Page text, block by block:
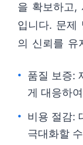
을 확보하고,
입니다. 문제
의 신뢰를 유
품질 보증:
게 대응하
비용 절감:
극대화할